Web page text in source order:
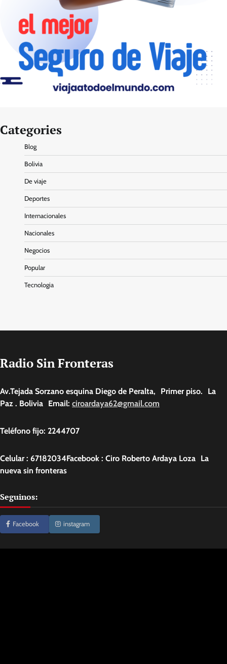
Categories
Blog
Bolivia
De viaje
Deportes
Internacionales
Nacionales
Negocios
Popular
Tecnologia
Radio Sin Fronteras
Av.Tejada Sorzano esquina Diego de Peralta, Primer piso. La
Paz . Bolivia Email: ciroardaya62@gmail.com
Teléfono fijo: 2244707
Celular : 67182034Facebook : Ciro Roberto Ardaya Loza La
nueva sin fronteras
Seguinos:
Facebook instagram